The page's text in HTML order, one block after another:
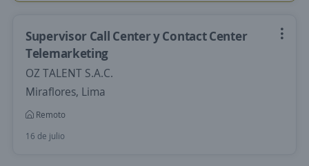
Supervisor Call Center y Contact Center
Telemarketing
OZ TALENT S.A.C.
Miraflores, Lima
Remoto
16 de julio